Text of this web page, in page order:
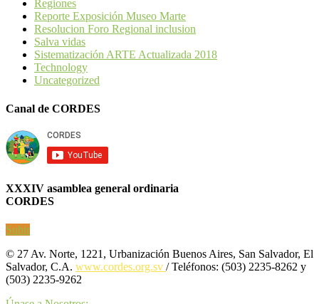
Regiones
Reporte Exposición Museo Marte
Resolucion Foro Regional inclusion
Salva vidas
Sistematización ARTE Actualizada 2018
Technology
Uncategorized
Canal de CORDES
XXXIV asamblea general ordinaria
CORDES
Subir
© 27 Av. Norte, 1221, Urbanización Buenos Aires, San Salvador, El
Salvador, C.A. www.cordes.org.sv / Teléfonos: (503) 2235-8262 y
(503) 2235-9262